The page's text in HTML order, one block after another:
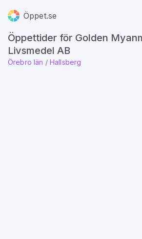
Öppet.se
Öppettider för Golden
Livsmedel AB
Örebro län / Hallsberg